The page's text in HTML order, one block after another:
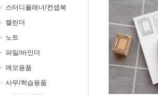
스터디플래너/컨셉북
캘린더
노트
파일/바인더
메모용품
사무/학습용품